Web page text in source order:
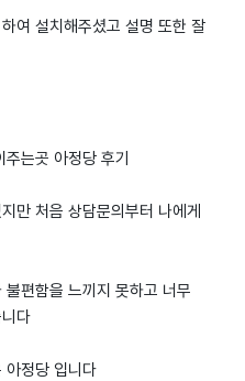
여 설치해주셨고 설명 또한 잘
는곳 아정당 후기
만 처음 상담문의부터 나에게
편함을 느끼지 못하고 너무
다
아정당 입니다